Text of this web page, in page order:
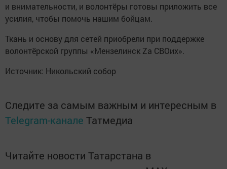
и внимательности, и волонтёры готовы приложить все
усилия, чтобы помочь нашим бойцам.
Ткань и основу для сетей приобрели при поддержке
волонтёрской группы «Мензелинск Za CBOих».
Источник: Никольский собор
Следите за самым важным и интересным в
Telegram-канале Татмедиа
Читайте новости Татарстана в